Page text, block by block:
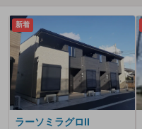
新着
ラーソミラグロII